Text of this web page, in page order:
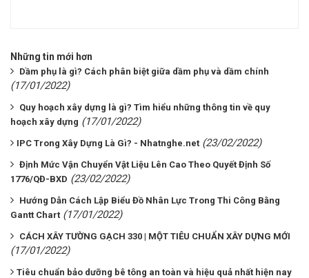
Những tin mới hơn
Dầm phụ là gì? Cách phân biệt giữa dầm phụ và dầm chính
(17/01/2022)
Quy hoạch xây dựng là gì? Tìm hiểu những thông tin về quy
hoạch xây dựng (17/01/2022)
​​​​​​​IPC Trong Xây Dựng Là Gì? - Nhatnghe.net (23/02/2022)
Định Mức Vận Chuyển Vật Liệu Lên Cao Theo Quyết Định Số
1776/QĐ-BXD (23/02/2022)
Hướng Dẫn Cách Lập Biểu Đồ Nhân Lực Trong Thi Công Bằng
Gantt Chart (17/01/2022)
CÁCH XÂY TƯỜNG GẠCH 330 | MỘT TIÊU CHUẨN XÂY DỰNG MỚI
(17/01/2022)
​​​​​​​Tiêu chuẩn bảo dưỡng bê tông an toàn và hiệu quả nhất hiện nay